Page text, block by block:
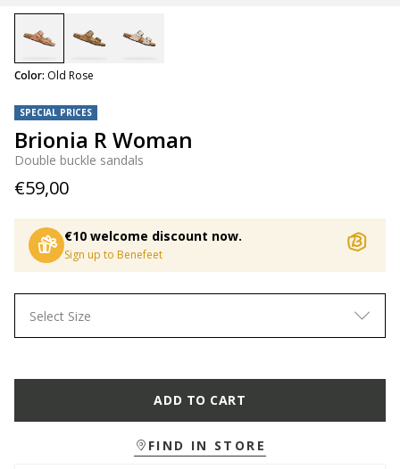
SPECIAL PRICES
Brionia R Woman
Double buckle sandals
€59,00
€10 welcome discount now.
Sign up to Benefeet
Color: Old Rose
selected
Select Size
ADD TO CART
FIND IN STORE